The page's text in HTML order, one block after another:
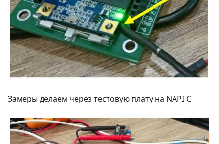
Замеры делаем через тестовую плату на NAPI C